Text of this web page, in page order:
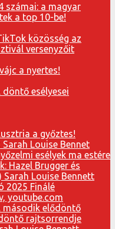
számai: a magyar
a top 10-be!
közösség az
versenyzőit
a nyertes!
esélyesei
a győztes!
esélyek ma estére
2025 Finálé
második elődöntő
rajtsorrendje